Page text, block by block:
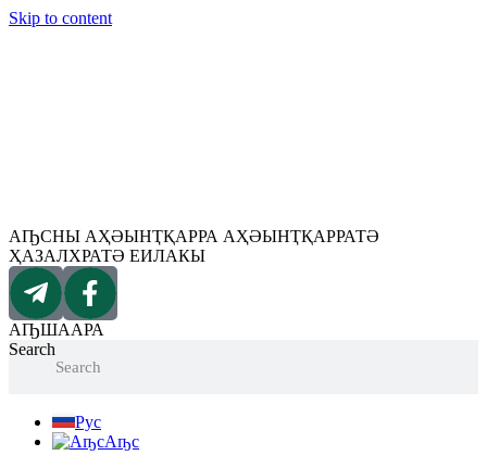
Skip to content
АҦСНЫ АҲӘЫНҬҚАРРА АҲӘЫНҬҚАРРАТӘ
ҲАЗАЛХРАТӘ ЕИЛАКЫ
АҦШААРА
Search
Search
Рус
Аҧс